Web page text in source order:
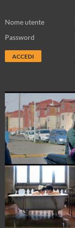
Nome utente
Password